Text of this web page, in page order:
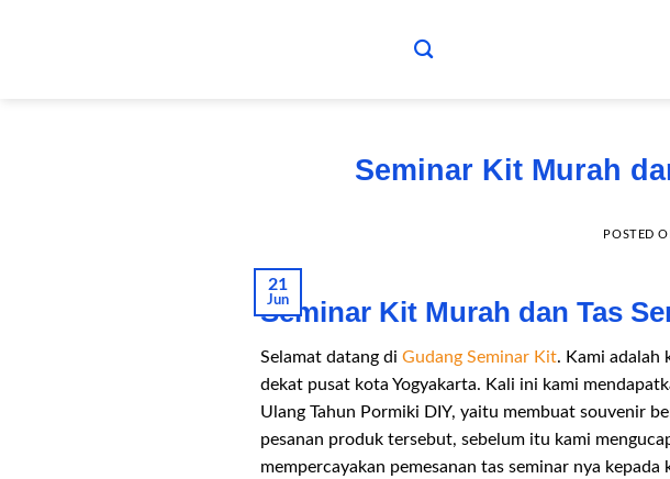
Seminar Kit Murah
POSTED
21
Jun
Seminar Kit Murah dan Tas
Selamat datang di Gudang Seminar Kit. Kami adalah
dekat pusat kota Yogyakarta. Kali ini kami
Ulang Tahun Pormiki DIY, yaitu membuat souvenir
pesanan produk tersebut, sebelum itu kami
mempercayakan pemesanan tas seminar nya